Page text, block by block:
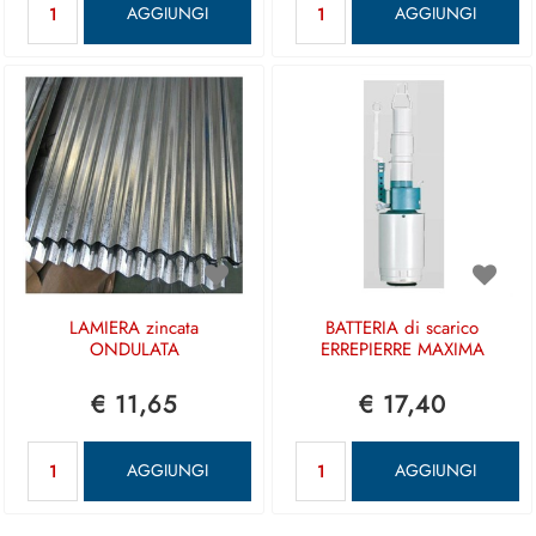
AGGIUNGI AGGIUNGI
LAMIERA zincata
ONDULATA
€ 11,65
AGGIUNGI
BATTERIA di scarico
ERREPIERRE MAXIMA
€ 17,40
AGGIUNGI